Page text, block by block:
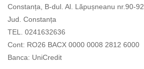
Constanța, B-dul. Al. Lăpușneanu nr.90-92,
Jud. Constanța
TEL. 0241632636
Cont: RO26 BACX 0000 0008 2812 6000
Banca: UniCredit